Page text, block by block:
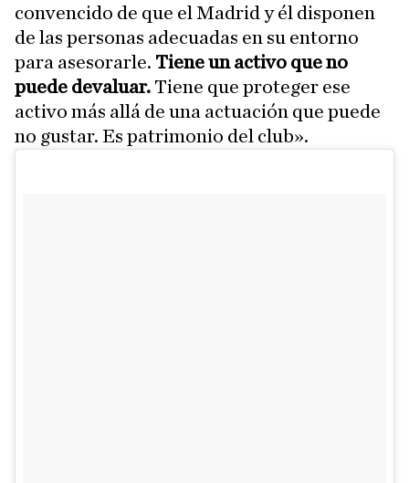
convencido de que el Madrid y él disponen
de las personas adecuadas en su entorno
para asesorarle. Tiene un activo que no
puede devaluar. Tiene que proteger ese
activo más allá de una actuación que puede
no gustar. Es patrimonio del club».